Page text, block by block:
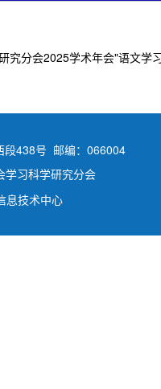
究分会2025学术年会"语文学
段438号 邮编：066004
学习科学研究分会
息技术中心